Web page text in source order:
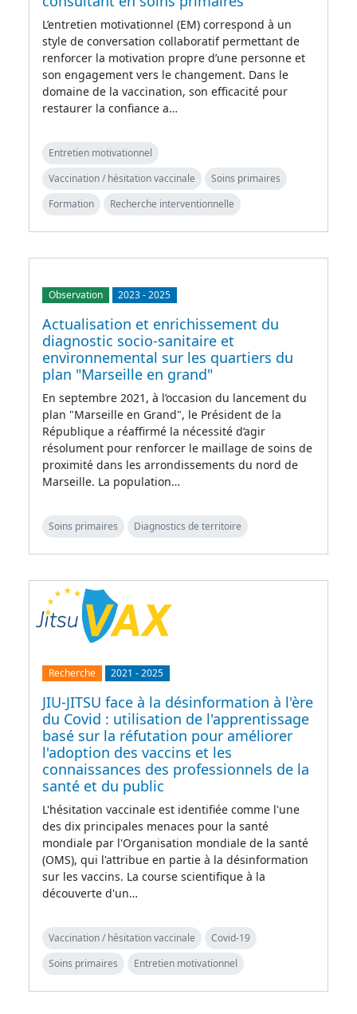
L’entretien motivationnel (EM) correspond à un
style de conversation collaboratif permettant de
renforcer la motivation propre d’une personne et
son engagement vers le changement. Dans le
domaine de la vaccination, son efficacité pour
restaurer la confiance a…
Entretien motivationnel
Vaccination / hésitation vaccinale
Soins primaires
Formation
Recherche interventionnelle
Observation 2023-2025
Actualisation et enrichissement du
diagnostic socio-sanitaire et
environnemental sur les quartiers du
plan "Marseille en grand"
En septembre 2021, à l’occasion du lancement du
plan "Marseille en Grand", le Président de la
République a réaffirmé la nécessité d’agir
résolument pour renforcer le maillage de soins de
proximité dans les arrondissements du nord de
Marseille. La population…
Soins primaires Diagnostics de territoire
Recherche 2021 -2025
JIU-JITSU face à la désinformation à l'ère
du Covid : utilisation de l'apprentissage
basé sur la réfutation pour améliorer
l'adoption des vaccins et les
connaissances des professionnels de la
santé et du public
L'hésitation vaccinale est identifiée comme l'une
des dix principales menaces pour la santé
mondiale par l'Organisation mondiale de la santé
(OMS), qui l'attribue en partie à la désinformation
sur les vaccins. La course scientifique à la
découverte d'un…
Vaccination / hésitation vaccinale
Covid-19
Soins primaires
Entretien motivationnel